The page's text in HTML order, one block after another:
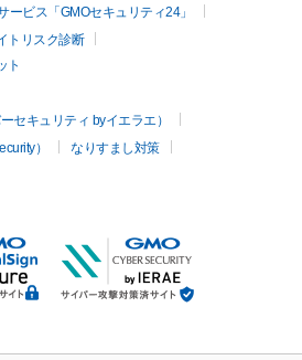
ビス「GMOセキュリティ24」
トリスク診断
ト
セキュリティ byイエラエ）
）
なりすまし対策